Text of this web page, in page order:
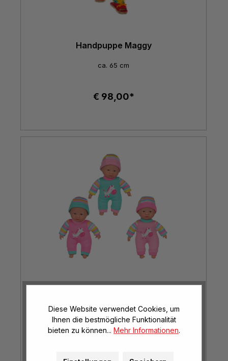
Handpuppe Maggy
ca. 65 cm
€ 98,00*
ca. 20 cm hoch
Diese Website verwendet Cookies, um
Ihnen die bestmögliche Funktionalität
bieten zu können... Mehr Informationen.